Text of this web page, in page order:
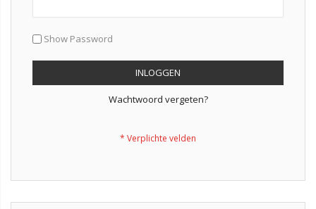
Show Password
INLOGGEN
Wachtwoord vergeten?